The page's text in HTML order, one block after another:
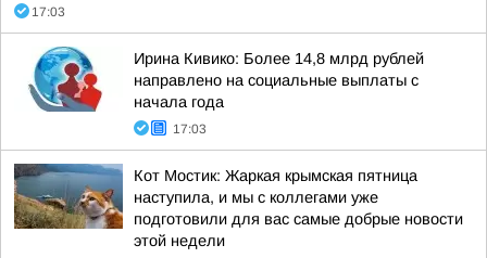
17:03
Ирина Кивико: Более 14,8 млрд рублей
направлено на социальные выплаты с
начала года
17:03
Кот Мостик: Жаркая крымская пятница
наступила, и мы с коллегами уже
подготовили для вас самые добрые новости
этой недели